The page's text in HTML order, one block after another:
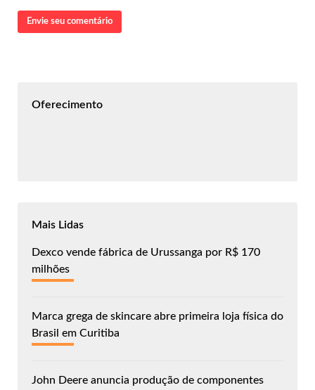
Envie seu comentário
Oferecimento
Mais Lidas
Dexco vende fábrica de Urussanga por R$ 170
milhões
Marca grega de skincare abre primeira loja física do
Brasil em Curitiba
John Deere anuncia produção de componentes